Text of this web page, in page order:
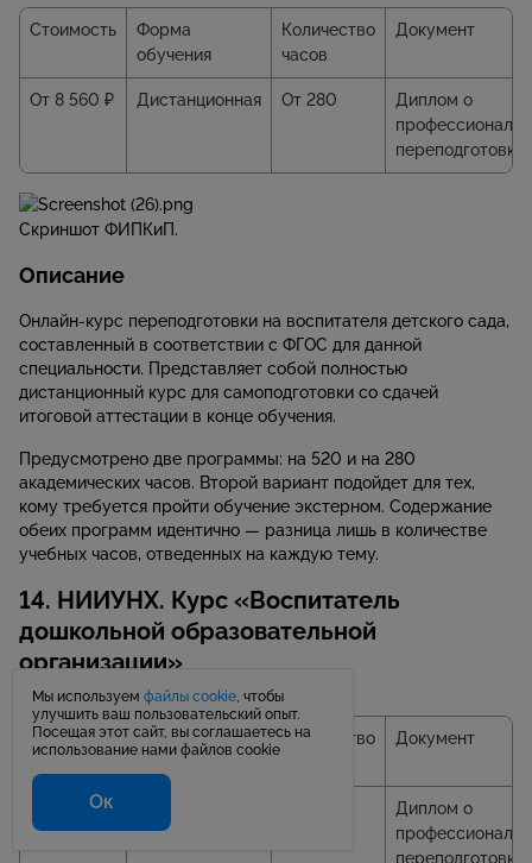
Стоимость
Форма
обучения
Количество
часов
Документ
От 8 560 ₽ Дистанционная От 280
Диплом о
переподготовке
Скриншот ФИПКиП.
Описание
Онлайн-курс переподготовки на воспитателя детского сада,
составленный в соответствии с ФГОС для данной
специальности. Представляет собой полностью
дистанционный курс для самоподготовки со сдачей
итоговой аттестации в конце обучения.
Предусмотрено две программы: на 520 и на 280
академических часов. Второй вариант подойдет для тех,
кому требуется пройти обучение экстерном. Содержание
обеих программ идентично — разница лишь в количестве
учебных часов, отведенных на каждую тему.
14. НИИУНХ. Курс «Воспитатель
дошкольной образовательной
организации»
Стоимость
Форма
обучения
Количество
Документ
От 4 000
₽
Диплом о
Мы используем файлы cookie, чтобы
улучшить ваш пользовательский опыт.
Посещая этот сайт, вы соглашаетесь на
использование нами файлов cookie
Ок